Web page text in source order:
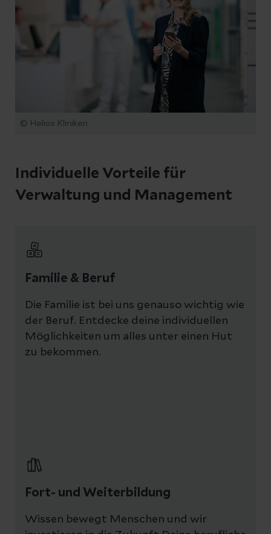
© Helios Kliniken
Individuelle Vorteile für
Verwaltung und Management
Familie & Beruf
Die Familie ist bei uns genauso wichtig wie
der Beruf. Entdecke deine individuellen
Möglichkeiten um alles unter einen Hut
zu bekommen.
Fort- und Weiterbildung
Wissen bewegt Menschen und wir